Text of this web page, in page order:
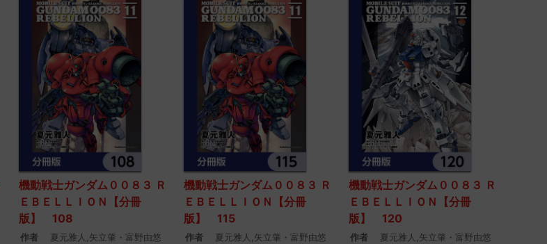
機動戦士ガンダム００８３ Ｒ
ＥＢＥＬＬＩＯＮ【分冊
版】 108
作者
夏元雅人,矢立肇・富野由悠
機動戦士ガンダム００８３ Ｒ
ＥＢＥＬＬＩＯＮ【分冊
版】 115
作者
夏元雅人,矢立肇・富野由悠
機動戦士ガンダム００８３ Ｒ
ＥＢＥＬＬＩＯＮ【分冊
版】 120
作者
夏元雅人,矢立肇・富野由悠